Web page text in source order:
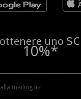
uno
10%*